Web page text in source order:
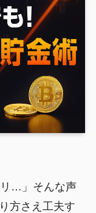
リ…」そんな声
方さえ工夫す